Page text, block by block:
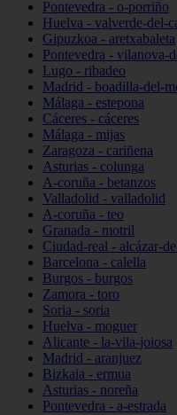
Pontevedra - o-porriño
Huelva - valverde-del-
Gipuzkoa - aretxabaleta
Pontevedra - vilanova-
Lugo - ribadeo
Madrid - boadilla-del-
Málaga - estepona
Cáceres - cáceres
Málaga - mijas
Zaragoza - cariñena
Asturias - colunga
A-coruña - betanzos
Valladolid - valladolid
A-coruña - teo
Granada - motril
Ciudad-real - alcázar-
Barcelona - calella
Burgos - burgos
Zamora - toro
Soria - soria
Huelva - moguer
Alicante - la-vila-joiosa
Madrid - aranjuez
Bizkaia - ermua
Asturias - noreña
Pontevedra - a-estrada